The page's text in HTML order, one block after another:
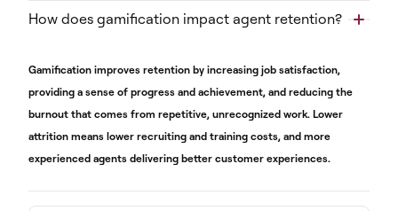
How does gamification impact agent retention?
Gamification improves retention by increasing job satisfaction,
providing a sense of progress and achievement, and reducing the
burnout that comes from repetitive, unrecognized work. Lower
attrition means lower recruiting and training costs, and more
experienced agents delivering better customer experiences.